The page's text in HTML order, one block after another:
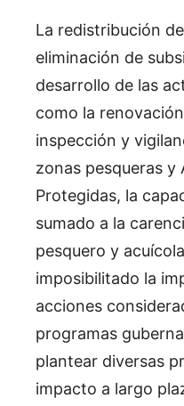
La redistribución
eliminación de
desarrollo de las
como la
inspección y
zonas pesqueras y
Protegidas, la
sumado a la
pesquero y
imposibilitado la
acciones
programas
plantear diversas
impacto a largo